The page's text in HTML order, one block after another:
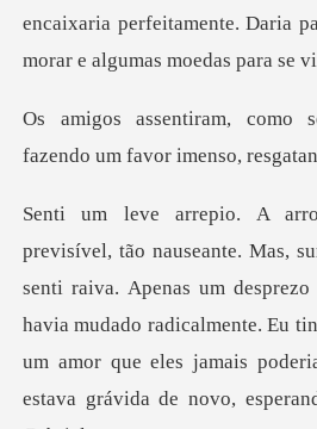
encaixaria perfeitamente. Da
fazendo um favor
i raiva. Apenas um
havia mudado radicalmente. Eu
um